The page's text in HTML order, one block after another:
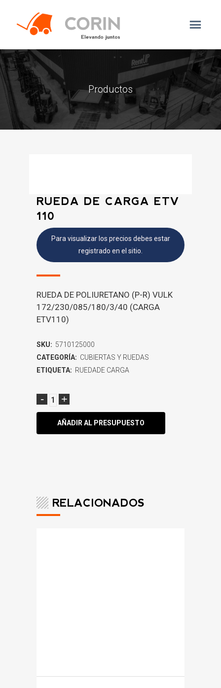
Productos
RUEDA DE CARGA ETV
110
Para visualizar los precios debes estar
registrado en el sitio.
RUEDA DE POLIURETANO (P-R) VULK
172/230/085/180/3/40 (CARGA
ETV110)
SKU: 5710125000
CATEGORÍA: CUBIERTAS Y RUEDAS
ETIQUETA: RUEDADE CARGA
AÑADIR AL PRESUPUESTO
RELACIONADOS